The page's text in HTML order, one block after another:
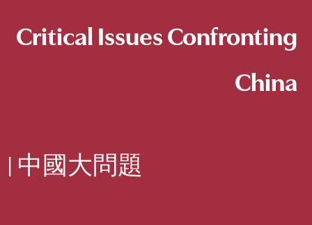
Critical IssuesConfronting
China
| 中國大問題